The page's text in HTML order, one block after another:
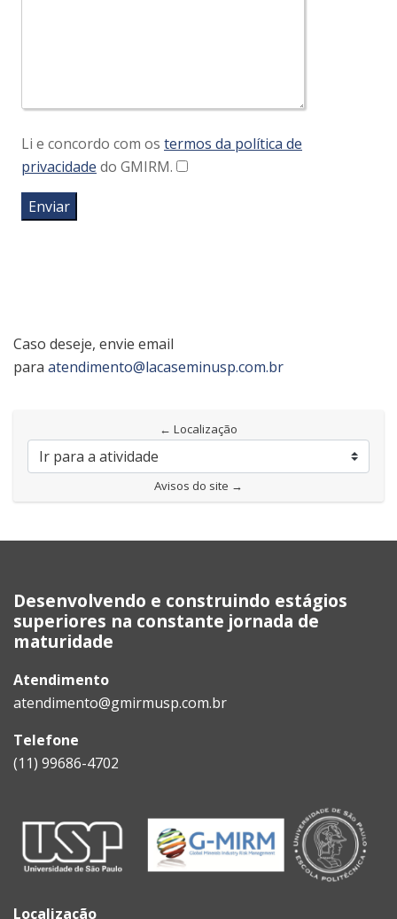
Li e concordo com os termos da política de
privacidade do GMIRM.
Enviar
Caso deseje, envie email
para atendimento@lacaseminusp.com.br
← Localização
Ir para a atividade
Avisos do site →
Blocos
Desenvolvendo e construindo estágios
superiores na constante jornada de
maturidade
Atendimento
atendimento@gmirmusp.com.br
Telefone
(11) 99686-4702
Blocos
Localização